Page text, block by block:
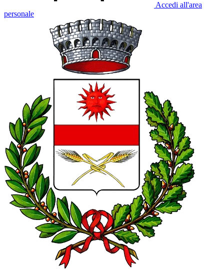
Accedi all'area
personale